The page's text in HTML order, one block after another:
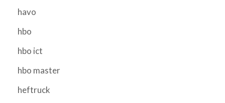
havo
hbo
hbo ict
hbo master
heftruck